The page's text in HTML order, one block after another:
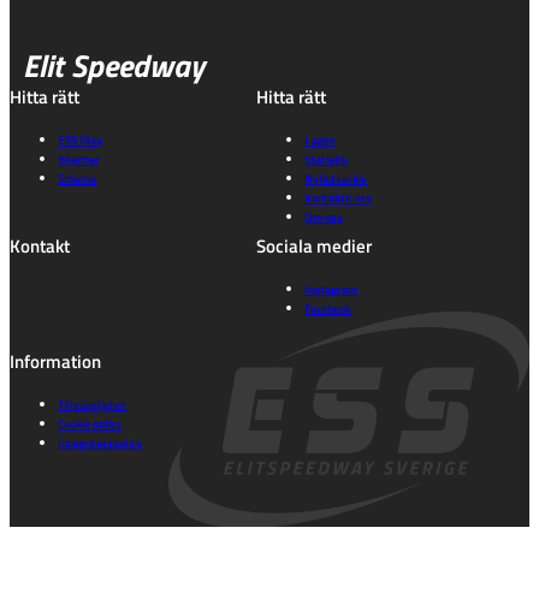
Elit Speedway
Hitta rätt
ESS Play
Biljetter
Schema
Hitta rätt
Lagen
Statistik
Nyhetsarkiv
Kontakta oss
Om oss
Kontakt Sociala medier
Instagram
Facebook
Information
Tillgänglighet
Cookie policy
Integritetspolicy